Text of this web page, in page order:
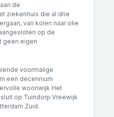
de
ziekenhuis die al drie
van kolen naar olie
op de
geen eigen
voormalige
een decennium
woonwijk Het
op Tuindorp Vreewijk
Zuid.